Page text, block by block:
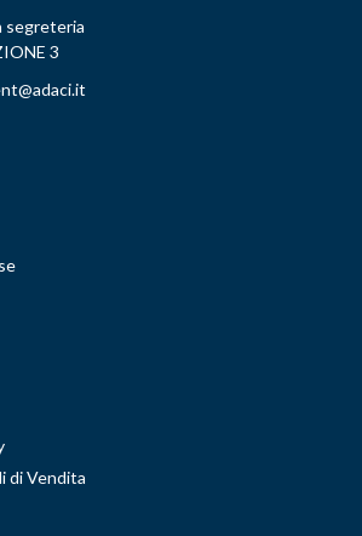
segreteria
3
di Vendita